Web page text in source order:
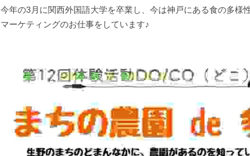
今年の3月に関西外国語大学を卒業し、今は神戸にある食の多
マーケティングのお仕事をしています♪